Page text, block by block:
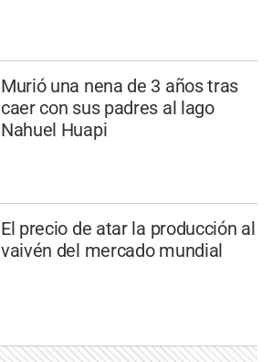
Murió una nena de 3 años tras
caer con sus padres al lago
Nahuel Huapi
El precio de atar la producción al
vaivén del mercado mundial